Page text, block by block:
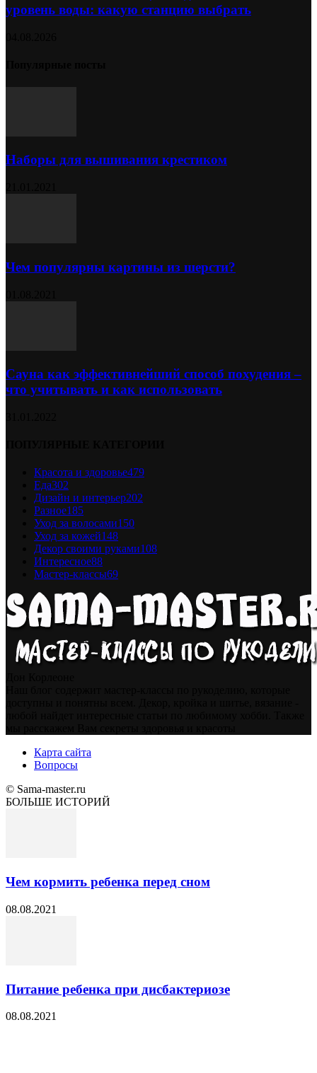
уровень воды: какую станцию выбрать
Наборы для вышивания крестиком
Чем популярны картины из шерсти?
Сауна как эффективнейший способ похудения –
что учитывать и как использовать
Красота и здоровье479
Еда302
Дизайн и интерьер202
Разное185
Уход за волосами150
Уход за кожей148
Декор своими руками108
Интересное88
Мастер-классы69
Карта сайта
Вопросы
© Sama-master.ru
БОЛЬШЕ ИСТОРИЙ
Чем кормить ребенка перед сном
08.08.2021
Питание ребенка при дисбактериозе
08.08.2021